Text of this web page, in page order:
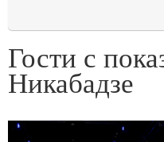
Гости с
Никабадзе